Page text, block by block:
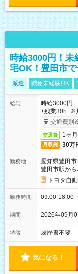
時給3000円！未
宅OK！豊田市
派遣 職種未経験OK
給与
時給3000円
+残業30h ※
交通費別
交通費 1ヶ
月収例 30万
勤務地
愛知県豊田市
豊田市駅か
トヨタ自
勤務時間 09:00-18:00
期間 2026年09月
特徴 履歴書不要
気になる！